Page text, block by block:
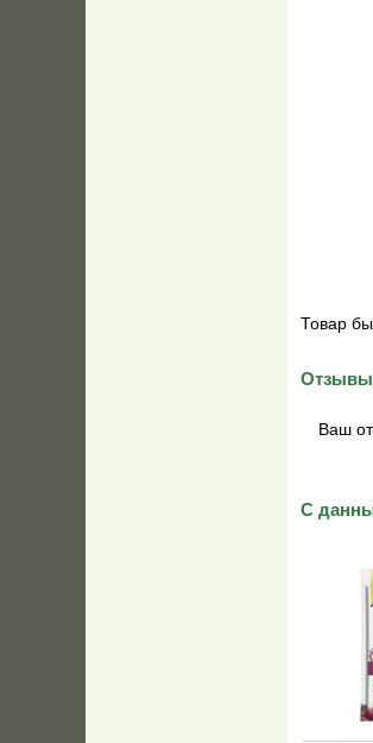
Товар
Ваш
С